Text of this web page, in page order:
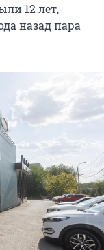
12 лет,
назад пара